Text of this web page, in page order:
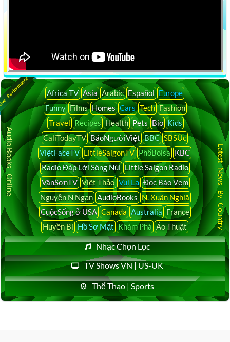
Africa TV Asia Arabic Español Europe
Funny Films Homes Cars Tech Fashion
Travel Recipes Health Pets Bio Kids
CaliTodayTV BáoNgườiViệt BBC SBSÚc
ViệtFaceTV LittleSaigonTV PhốBolsa KBC
Radio Đáp Lời Sông Núi Little Saigon Radio
VânSơnTV Việt Thảo Vui Lạ Đọc Báo Vẹm
Nguyễn N Ngạn AudioBooks N. Xuân Nghiã
CuộcSống ở USA Canada Australia France
Huyền Bí Hồ Sơ Mật Khám Phá Ảo Thuật
Nhạc Chọn Lọc
TV Shows VN | US-UK
Thể Thao | Sports
Audio Books Online Latest News By Country